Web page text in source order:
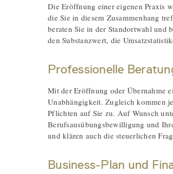
Die Eröffnung einer eigenen Praxis
die Sie in diesem Zusammenhang
beraten Sie in der Standortwahl und
den Substanzwert, die
Professionelle
Mit der Eröffnung oder Übernahme
Unabhängigkeit. Zugleich kommen
Pflichten auf Sie zu. Auf Wunsch
Berufsausübungsbewilligung und
und klären auch die steuerlichen
Business-Plan und